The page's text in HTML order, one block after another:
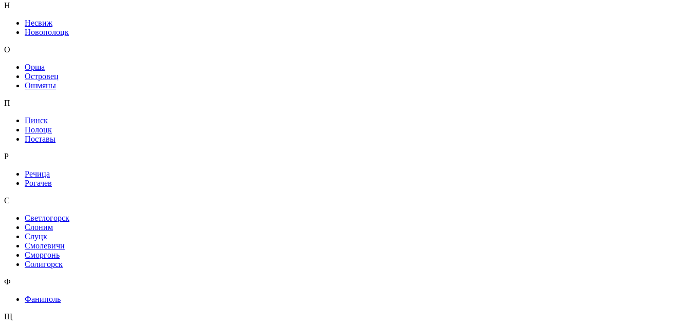
Н
Несвиж
Новополоцк
О
Орша
Островец
Ошмяны
П
Пинск
Полоцк
Поставы
Р
Речица
Рогачев
С
Светлогорск
Слоним
Слуцк
Смолевичи
Сморгонь
Солигорск
Ф
Фаниполь
Щ